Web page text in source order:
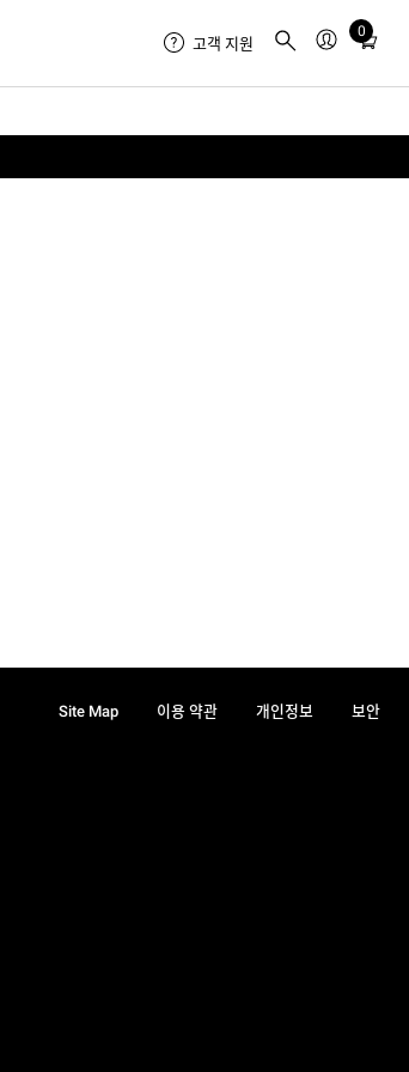
고객 지원
0
Total
in
Site Map 이용 약관 개인정보 보안